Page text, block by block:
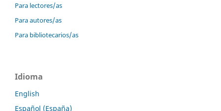
Para lectores/as
Para autores/as
Para bibliotecarios/as
Idioma
English
Español (España)